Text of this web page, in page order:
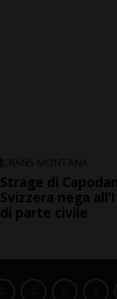
CRANS MONTANA
Strage di
Svizzera nega
di parte civile